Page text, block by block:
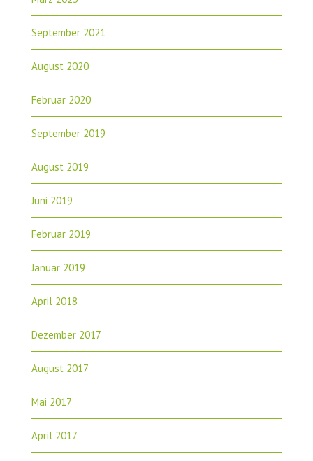
September 2021
August 2020
Februar 2020
September 2019
August 2019
Juni 2019
Februar 2019
Januar 2019
April 2018
Dezember 2017
August 2017
Mai 2017
April 2017